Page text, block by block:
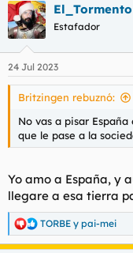
El_Tormento
Estafador
24 Jul 2023
Britzingen rebuznó:
No vas a pisar
que le pase a la
Yo amo a España, y
llegare a esa tierra
R
e
TORBE y pai-mei